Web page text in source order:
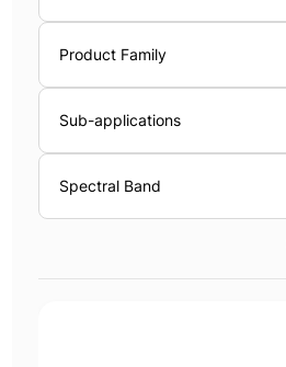
Product Family
Sub-applications
Spectral Band